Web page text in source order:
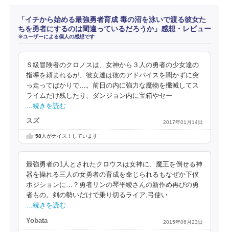
「イチから始める最強勇者育成 毒の沼を泳いで渡る彼女た
ちを勇者にするのは間違っているだろうか」感想・レビュー
※ユーザーによる個人の感想です
Ｓ級冒険者のクロノスは、女神から３人の勇者の少女達の
指導を頼まれるが、彼女達は彼のアドバイスを聞かずに突
っ走ってばかりで…。前日の内に強力な魔物を殲滅してス
ライムだけ残したり、ダンジョン内に宝箱やセー
…続きを読む
スズ 2017年01月14日
58人がナイス！しています
最強勇者の1人とされたクロウスは女神に、魔王を倒せる神
器を操れる三人の女勇者の育成を命じられるもなぜか下僕
ポジションに…？勇者リンの琴平綾さんの新作め再びの勇
者もの。剣の勢いだけで乗り切るライア,弓使い
…続きを読む
Yobata 2015年06月23日